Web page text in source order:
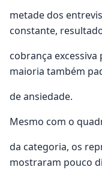
metade dos
constante,
cobrança
maioria também
de ansiedade.
Mesmo com o
da categoria, os
mostraram pouco